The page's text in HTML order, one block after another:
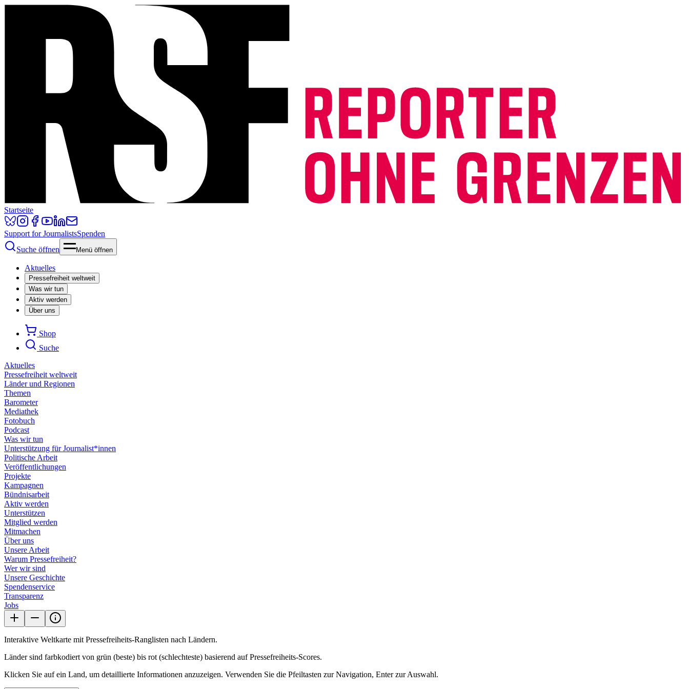
Startseite
Support for JournalistsSpenden
Suche öffnen
Menü öffnen
Aktuelles
Pressefreiheit weltweit
Was wir tun
Aktiv werden
Über uns
Shop
Suche
Aktuelles
Pressefreiheit weltweit
Länder und Regionen
Themen
Barometer
Mediathek
Fotobuch
Podcast
Was wir tun
Unterstützung für Journalist*innen
Politische Arbeit
Veröffentlichungen
Projekte
Kampagnen
Bündnisarbeit
Aktiv werden
Unterstützen
Mitglied werden
Mitmachen
Über uns
Unsere Arbeit
Warum Pressefreiheit?
Wer wir sind
Unsere Geschichte
Spendenservice
Transparenz
Jobs
Interaktive Weltkarte mit Pressefreiheits-Ranglisten nach Ländern.
Länder sind farbkodiert von grün (beste) bis rot (schlechteste) basierend auf Pressefreiheits-Scores.
Klicken Sie auf ein Land, um detaillierte Informationen anzuzeigen. Verwenden Sie die Pfeiltasten zur Navigation, Enter zur Auswahl.